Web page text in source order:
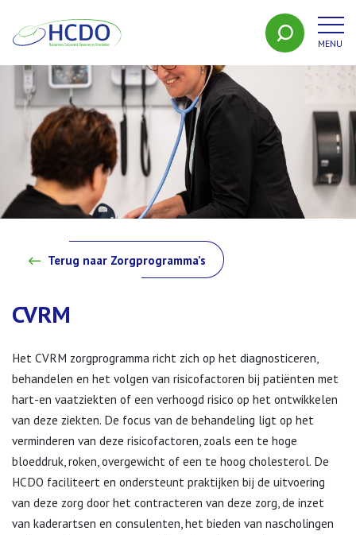
MENU
Terug naar Zorgprogramma’s
CVRM
Het CVRM zorgprogramma richt zich op het diagnosticeren,
behandelen en het volgen van risicofactoren bij patiënten met
hart-en vaatziekten of een verhoogd risico op het ontwikkelen
van deze ziekten. De focus van de behandeling ligt op het
verminderen van deze risicofactoren, zoals een te hoge
bloeddruk, roken, overgewicht of een te hoog cholesterol. De
HCDO faciliteert en ondersteunt praktijken bij de uitvoering
van deze zorg door het contracteren van deze zorg, de inzet
van kaderartsen en consulenten, het bieden van nascholingen